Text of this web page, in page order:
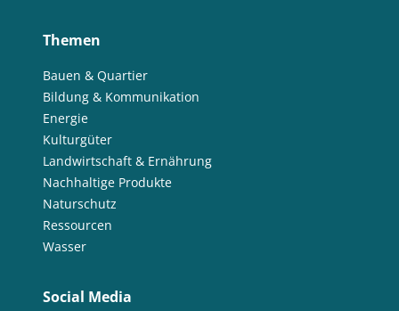
Themen
Bauen & Quartier
Bildung & Kommunikation
Energie
Kulturgüter
Landwirtschaft & Ernährung
Nachhaltige Produkte
Naturschutz
Ressourcen
Wasser
Social Media